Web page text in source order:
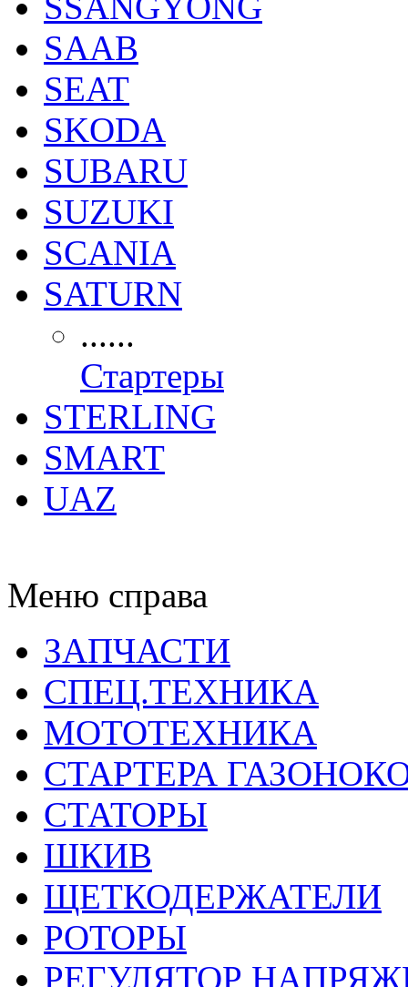
SAAB
SEAT
SKODA
SUBARU
SUZUKI
SCANIA
SATURN
......
Стартеры
STERLING
SMART
UAZ
Меню справа
ЗАПЧАСТИ
СПЕЦ.ТЕХНИКА
МОТОТЕХНИКА
СТАРТЕРА
СТАТОРЫ
ШКИВ
ЩЕТКОДЕРЖАТЕЛИ
РОТОРЫ
РЕГУЛЯТОР